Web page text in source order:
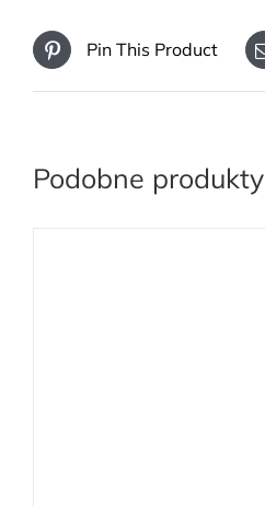
Pin This Product
Podobne produkty